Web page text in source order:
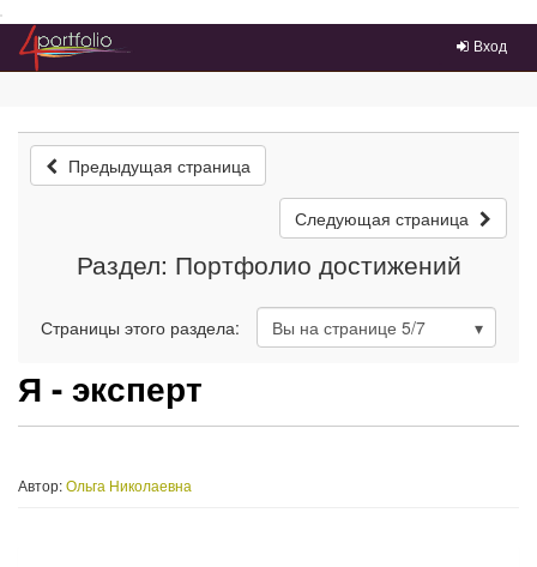
Преейти на главное меню
Вход
Предыдущая страница
Следующая страница
Раздел: Портфолио достижений
Страницы этого раздела: Вы на странице 5/7
Я - эксперт
Автор:Ольга Николаевна